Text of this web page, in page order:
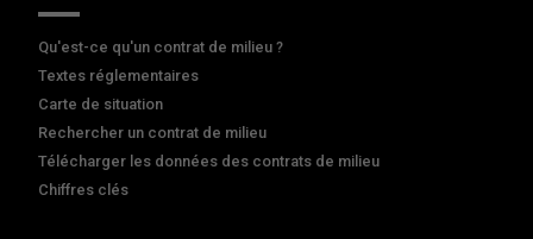
Qu'est-ce qu'un contrat de milieu ?
Textes réglementaires
Carte de situation
Rechercher un contrat de milieu
Télécharger les données des contrats de milieu
Chiffres clés